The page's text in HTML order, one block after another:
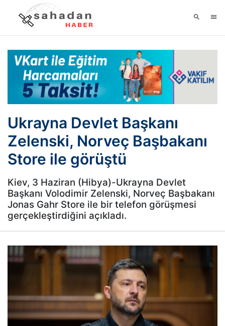
Ukrayna Devlet Başkanı
Zelenski, Norveç Başbakanı
Store ile görüştü
Kiev, 3 Haziran (Hibya)-Ukrayna Devlet
Başkanı Volodimir Zelenski, Norveç Başbakanı
Jonas Gahr Store ile bir telefon görüşmesi
gerçekleştirdiğini açıkladı.